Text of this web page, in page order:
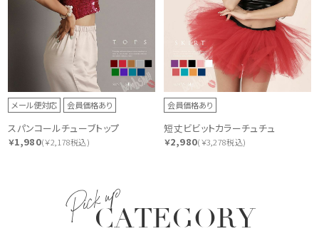
メール便対応 会員価格あり
スパンコールチューブトップ
￥1,980(￥2,178税込)
会員価格あり
短丈ビビットカラーチュチュ
￥2,980(￥3,278税込)
Pick upCATEGORY